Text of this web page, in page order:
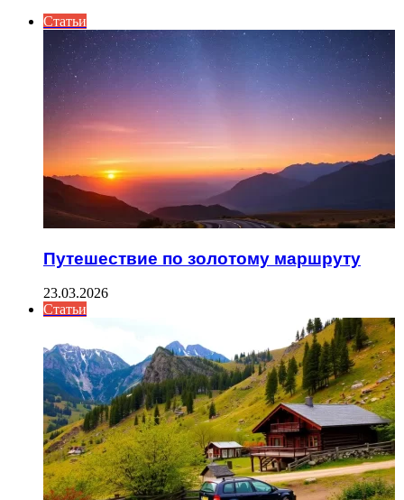
Статьи
Путешествие по золотому маршруту
23.03.2026
Статьи